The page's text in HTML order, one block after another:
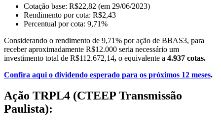
Cotação base: R$22,82 (em 29/06/2023)
Rendimento por cota: R$2,43
Percentual por cota: 9,71%
Considerando o rendimento de 9,71% por ação de BBAS3, para
receber aproximadamente R$12.000 seria necessário um
investimento total de R$112.672,14, o equivalente a 4.937 cotas.
Confira aqui o dividendo esperado para os próximos 12 meses.
Ação TRPL4 (CTEEP Transmissão
Paulista):